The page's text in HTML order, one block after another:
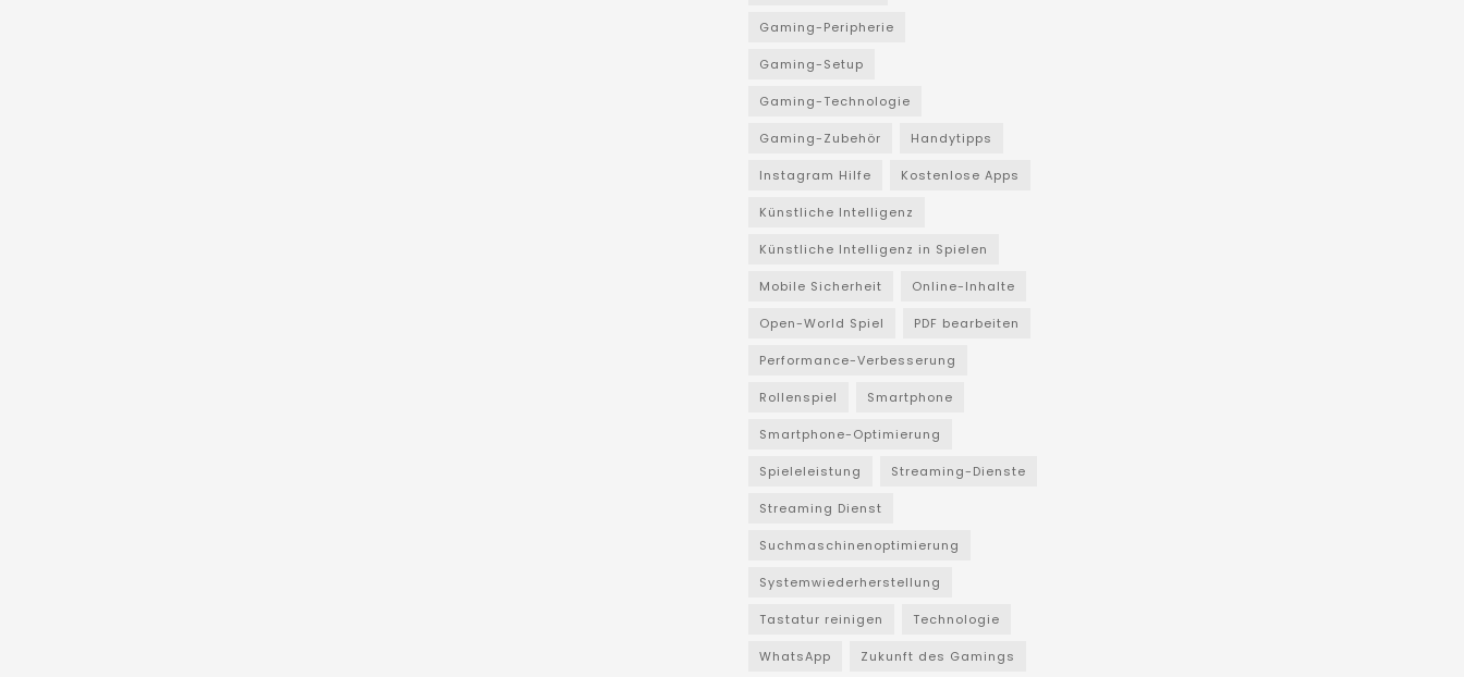
Gaming-Peripherie
Gaming-Setup
Gaming-Technologie
Gaming-Zubehör Handytipps
Instagram Hilfe Kostenlose Apps
Künstliche Intelligenz
Künstliche Intelligenz in Spielen
Mobile Sicherheit Online-Inhalte
Open-World Spiel PDF bearbeiten
Performance-Verbesserung
Rollenspiel Smartphone
Smartphone-Optimierung
Spieleleistung Streaming-Dienste
Streaming Dienst
Suchmaschinenoptimierung
Systemwiederherstellung
Tastatur reinigen Technologie
WhatsApp Zukunft des Gamings